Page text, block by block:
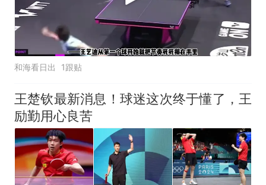
和海看日出 1跟贴
王楚钦最新消息！球迷这次终于懂了，王
励勤用心良苦